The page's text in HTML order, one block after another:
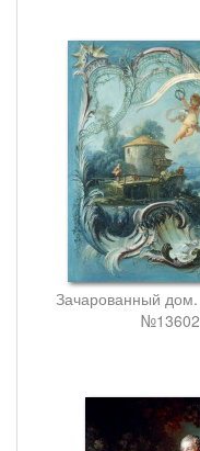
№13602